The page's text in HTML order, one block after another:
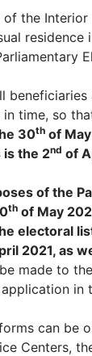
the
time, so
30th of May
is the 2nd of
of the
th of May
electoral
2021, as
made to
in
can be
Centers,